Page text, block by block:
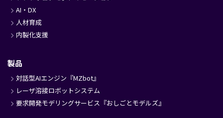
AI・DX
人材育成
内製化支援
製品
対話型AIエンジン『MZbot』
レーザ溶接ロボットシステム
要求開発モデリングサービス『おしごとモデルズ』